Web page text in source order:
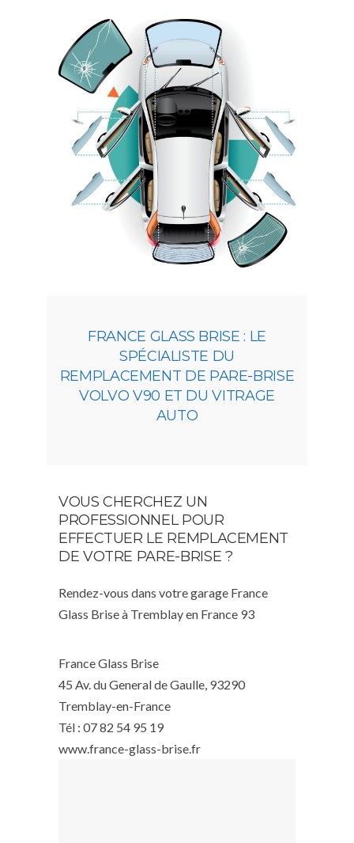
FRANCE GLASS BRISE : LE
SPÉCIALISTE DU
REMPLACEMENT DE PARE-BRISE
VOLVO V90 ET DU VITRAGE
AUTO
VOUS CHERCHEZ UN
PROFESSIONNEL POUR
EFFECTUER LE REMPLACEMENT
DE VOTRE PARE-BRISE ?
Rendez-vous dans votre garage France
Glass Brise à Tremblay en France 93
France Glass Brise
45 Av. du General de Gaulle, 93290
Tremblay-en-France
Tél : 07 82 54 95 19
www.france-glass-brise.fr